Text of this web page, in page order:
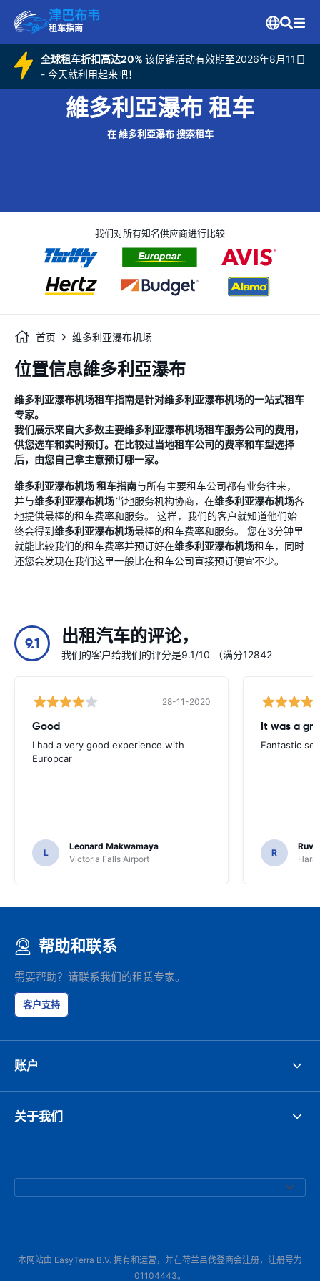
津巴布韦
租车指南
全球租车折扣高达20% 该促销活动有效期至2026年8月11日
- 今天就利用起来吧！
維多利亞瀑布 租车
在 維多利亞瀑布 搜索租车
我们对所有知名供应商进行比较
首页 维多利亚瀑布机场
位置信息維多利亞瀑布
维多利亚瀑布机场租车指南是针对维多利亚瀑布机场的一站式租车
专家。
我们展示来自大多数主要维多利亚瀑布机场租车服务公司的费用，
供您选车和实时预订。在比较过当地租车公司的费率和车型选择
后，由您自己拿主意预订哪一家。
维多利亚瀑布机场租车指南与所有主要租车公司都有业务往来，
并与维多利亚瀑布机场当地服务机构协商，在维多利亚瀑布机场各
地提供最棒的租车费率和服务。 这样，我们的客户就知道他们始
终会得到维多利亚瀑布机场最棒的租车费率和服务。 您在3分钟里
就能比较我们的租车费率并预订好在维多利亚瀑布机场租车，同时
还您会发现在我们这里一般比在租车公司直接预订便宜不少。
9.1 出租汽车的评论，
我们的客户给我们的评分是9.1/10 （满分12842
28-11-2020
Good
I had a very good experience with
Europcar
L
Leonard Makwamaya
Victoria Falls Airport
Fantastic
R
帮助和联系
需要帮助？请联系我们的租赁专家。
客户支持
账户
关于我们
本网站由 EasyTerra B.V. 拥有和运营，并在荷兰吕伐登商会注册，注册号为
01104443。